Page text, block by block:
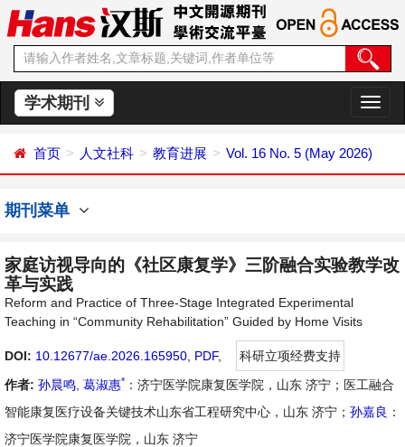
学术期刊
切
换
航
首页 人文社科 教育进展 Vol. 16 No. 5 (May 2026)
期刊菜单
家庭访视导向的《社区康复学》三阶融合实验教学改
革与实践
Reform and Practice of Three-Stage Integrated Experimental
Teaching in “Community Rehabilitation” Guided by Home Visits
DOI: 10.12677/ae.2026.165950 PDF,
科研立项经费支持
作者: 孙晨鸣 葛淑惠* ：济宁医学院康复医学院，山东 济宁；医工融合
智能康复医疗设备关键技术山东省工程研究中心，山东 济宁； 孙嘉良 ：
济宁医学院康复医学院，山东 济宁